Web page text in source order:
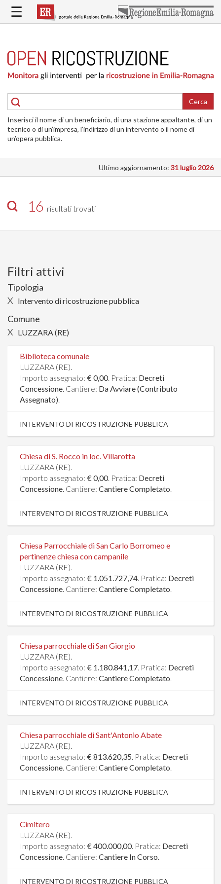
contenuto
RICOSTRUZIONE
PUBBLICA
DELLE
ABITAZIONI
RICOSTRUZIONE
ATTIVITÀ
INTERVENTI
SI
☰
Cerca
Inserisci il nome di un beneficiario, di una stazione appaltante, di un
tecnico o di un’impresa, l’indirizzo di un intervento o il nome di
un’opera pubblica.
Ultimo aggiornamento: 31 luglio 2026
16 risultati trovati
Filtri attivi
Tipologia
X Intervento di ricostruzione pubblica
Comune
X LUZZARA (RE)
Biblioteca comunale
LUZZARA (RE).
Importo assegnato: € 0,00. Pratica: Decreti
Concessione. Cantiere: Da Avviare (Contributo
Assegnato).
INTERVENTO DI RICOSTRUZIONE PUBBLICA
Chiesa di S. Rocco in loc. Villarotta
LUZZARA (RE).
Importo assegnato: € 0,00. Pratica: Decreti
Concessione. Cantiere: Cantiere Completato.
INTERVENTO DI RICOSTRUZIONE PUBBLICA
Chiesa Parrocchiale di San Carlo Borromeo e
pertinenze chiesa con campanile
LUZZARA (RE).
Importo assegnato: € 1.051.727,74. Pratica: Decreti
Concessione. Cantiere: Cantiere Completato.
INTERVENTO DI RICOSTRUZIONE PUBBLICA
Chiesa parrocchiale di San Giorgio
LUZZARA (RE).
Importo assegnato: € 1.180.841,17. Pratica: Decreti
Concessione. Cantiere: Cantiere Completato.
INTERVENTO DI RICOSTRUZIONE PUBBLICA
Chiesa parrocchiale di Sant'Antonio Abate
LUZZARA (RE).
Importo assegnato: € 813.620,35. Pratica: Decreti
Concessione. Cantiere: Cantiere Completato.
INTERVENTO DI RICOSTRUZIONE PUBBLICA
Cimitero
LUZZARA (RE).
Importo assegnato: € 400.000,00. Pratica: Decreti
Concessione. Cantiere: Cantiere In Corso.
INTERVENTO DI RICOSTRUZIONE PUBBLICA